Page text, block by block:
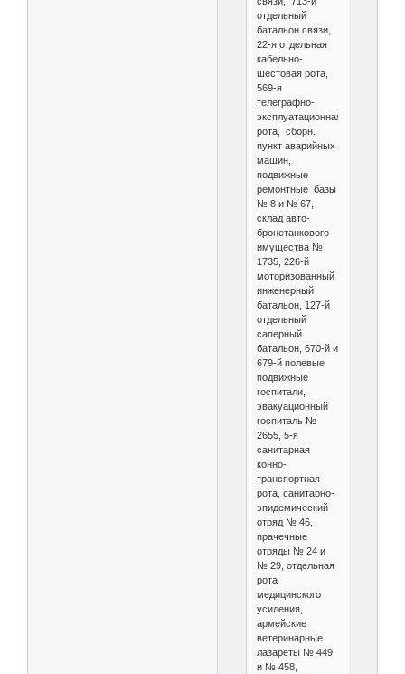
отдельный
батальон связи,
22-я отдельная
кабельно-
шестовая рота,
569-я
телеграфно-
эксплуатационная
рота, сборн.
пункт аварийных
машин,
подвижные
ремонтные базы
№ 8 и № 67,
склад авто-
бронетанкового
имущества №
1735, 226-й
моторизованный
инженерный
батальон, 127-й
отдельный
саперный
батальон, 670-й и
679-й полевые
подвижные
госпитали,
эвакуационный
госпиталь №
2655, 5-я
санитарная
конно-
транспортная
рота, санитарно-
эпидемический
отряд № 46,
прачечные
отряды № 24 и
№ 29, отдельная
рота
медицинского
усиления,
армейские
ветеринарные
лазареты № 449
и № 458,